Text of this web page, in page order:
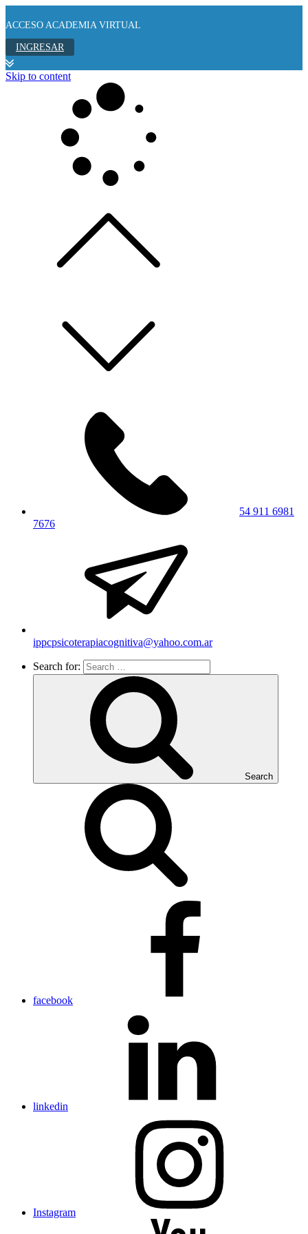
ACCESO ACADEMIA VIRTUAL
INGRESAR
Skip to content
54 911 6981
7676
ippcpsicoterapiacognitiva@yahoo.com.ar
Search for:
Search
facebook
linkedin
Instagram